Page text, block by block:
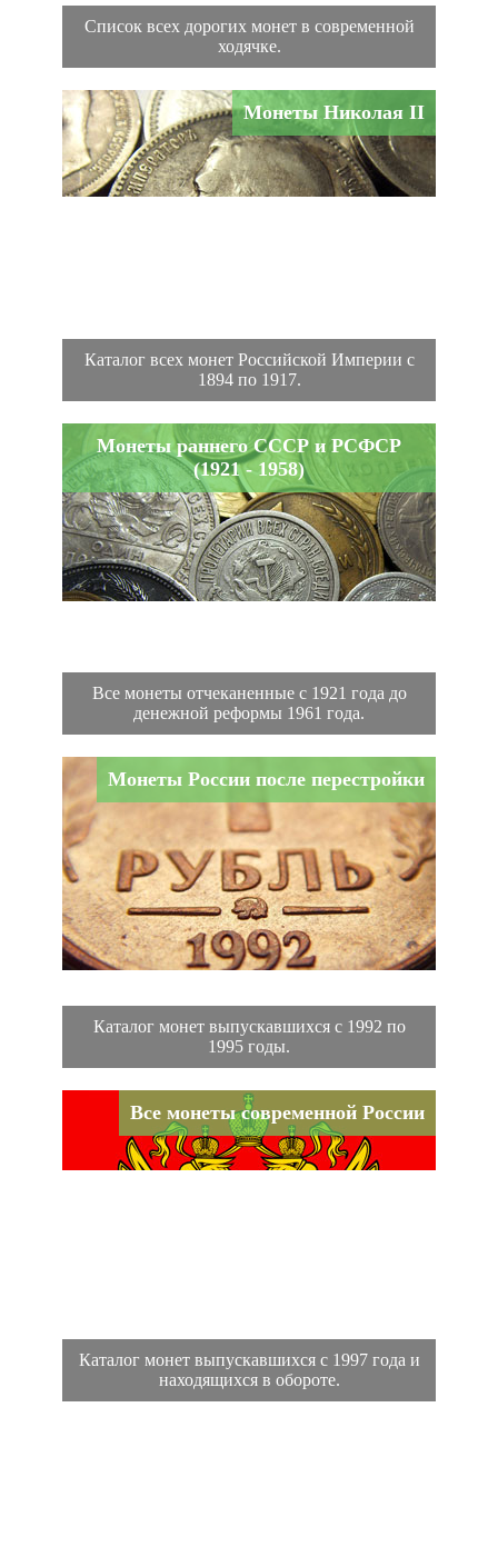
Список всех дорогих монет в современной
ходячке.
Монеты Николая II
Каталог всех монет Российской Империи с
1894 по 1917.
Монеты раннего СССР и РСФСР
(1921 - 1958)
Все монеты отчеканенные с 1921 года до
денежной реформы 1961 года.
Монеты России после перестройки
Каталог монет выпускавшихся с 1992 по
1995 годы.
Все монеты современной России
Каталог монет выпускавшихся с 1997 года и
находящихся в обороте.